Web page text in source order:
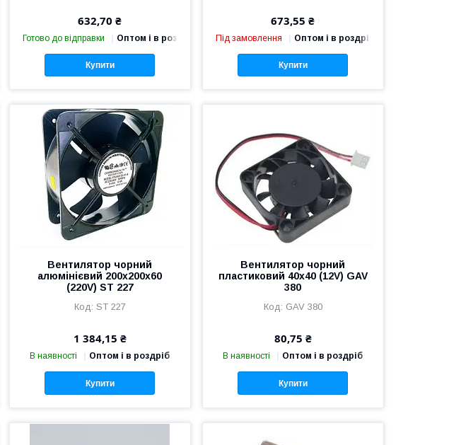
632,70 ₴
Готово до відправки Оптом і в роздріб
Купити
673,55 ₴
Під замовлення Оптом і в роздріб
Купити
Вентилятор чорний
алюмінієвий 200х200х60
(220V) ST 227
ST 227
1 384,15 ₴
В наявності Оптом і в роздріб
Купити
Вентилятор чорний
пластиковий 40х40 (12V) GAV
380
GAV 380
80,75 ₴
В наявності Оптом і в роздріб
Купити